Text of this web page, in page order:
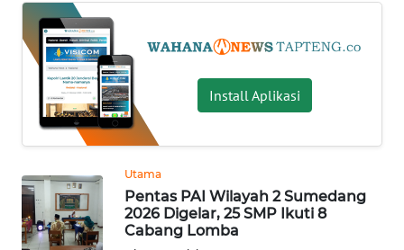
Install Aplikasi
Utama
Pentas PAI Wilayah 2 Sumedang
2026 Digelar, 25 SMP Ikuti 8
Cabang Lomba
KHAS
NUSANTARA
SERBA-
SERBI
OPINI